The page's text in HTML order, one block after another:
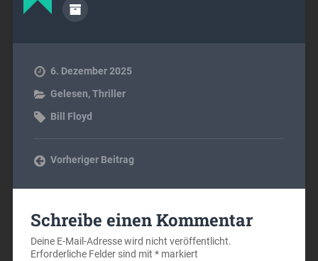
6. Dezember 2025
Gelesen,Thriller
Bill Floyd
Vorheriger Beitrag
Schreibe einen Kommentar
Deine E-Mail-Adresse wird nicht veröffentlicht.
Erforderliche Felder sind mit *markiert